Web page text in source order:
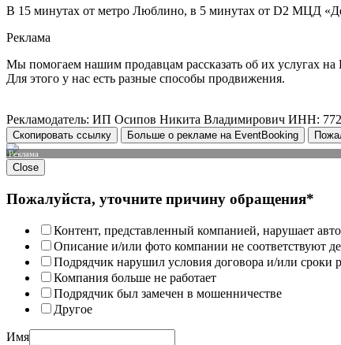
В 15 минутах от метро Люблино, в 5 минутах от D2 МЦД
Реклама
Мы помогаем нашим продавцам рассказать об их услугах на
Для этого у нас есть разные способы продвижения.
Рекламодатель: ИП Осипов Никита Владимирович ИНН:
Скопировать ссылку Больше о рекламе на EventBooking
Реклама
Close
Пожалуйста, уточните причину обращения*
Контент, представленный компанией, нарушает
Описание и/или фото компании не соответствуют
Подрядчик нарушил условия договора и/или сроки
Компания больше не работает
Подрядчик был замечен в мошенничестве
Другое
Имя